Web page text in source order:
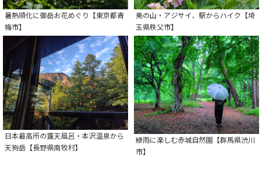
暑熱順化に御岳お花めぐり【東京都青
梅市】
美の山・アジサイ、駅からハイク【埼
玉県秩父市】
日本最高所の露天風呂・本沢温泉から
天狗岳【長野県南牧村】
緑雨に楽しむ赤城自然園【群馬県渋川
市】